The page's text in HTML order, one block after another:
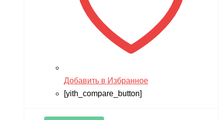
Добавить в Избранное
[yith_compare_button]